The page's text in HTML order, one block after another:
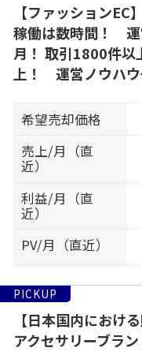
【ファッション
稼働は数時間！ 運
月！ 取引1800件
上！ 運営ノウハ
希望売却価格
売上/月（直
近）
利益/月（直
近）
PV/月（直近）
PICKUP
【日本国内におけ
アクセサリーブラ